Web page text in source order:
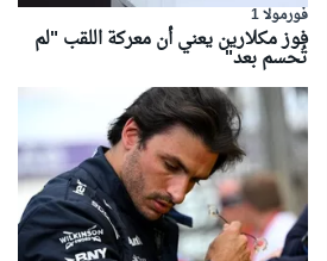
فورمولا 1
فوز مكلارين يعني أن معركة اللقب "لم
تُحسم بعد"